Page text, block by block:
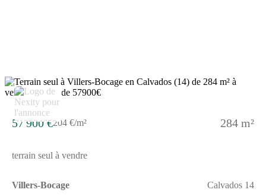
2
57 900 €204 €/m² 284 m²
terrain seul à vendre
Villers-Bocage Calvados 14